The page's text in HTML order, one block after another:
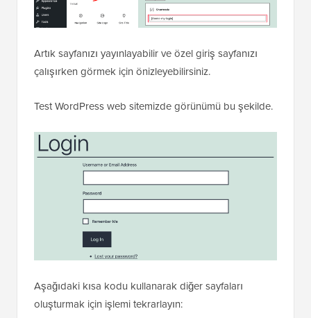
Artık sayfanızı yayınlayabilir ve özel giriş sayfanızı
çalışırken görmek için önizleyebilirsiniz.
Test WordPress web sitemizde görünümü bu şekilde.
Aşağıdaki kısa kodu kullanarak diğer sayfaları
oluşturmak için işlemi tekrarlayın: